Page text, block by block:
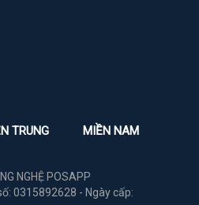
TRUNG MIỀN NAM
NGHỆ POSAPP
0315892628 - Ngày cấp: